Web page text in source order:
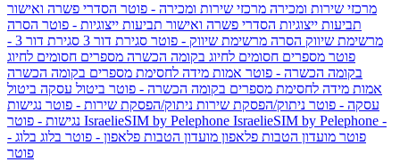
מרכזי שירות ומכירה מרכזי שירות ומכירה - פוטר הסדרי פשרה ואישור
תביעות ייצוגיות הסדרי פשרה ואישור תביעות ייצוגיות - פוטר הסרה
מרשימת שיווק הסרה מרשימת שיווק - פוטר סגירת דור 3
סגירת דור 3 -
פוטר מספרים חסומים לחיוג בקומה הכשרה מספרים חסומים לחיוג
בקומה הכשרה - פוטר אמות מידה לחסימת מספרים בקומה הכשרה
אמות מידה לחסימת מספרים בקומה הכשרה - פוטר ביטול עסקה ביטול
עסקה - פוטר ניתוק/הפסקת שירות ניתוק/הפסקת שירות - פוטר נגישות
IsraelieSIM by Pelephone IsraelieSIM by Pelephone -
פוטר מועדון הטבות פלאפון מועדון הטבות פלאפון - פוטר בלוג בלוג -
פוטר